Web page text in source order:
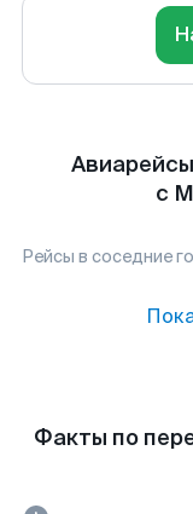
с
Рейсы в соседние
Факты по